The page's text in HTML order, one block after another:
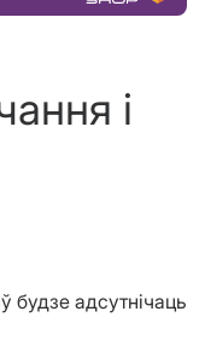
і
будзе адсутнічаць